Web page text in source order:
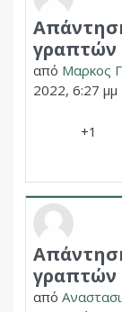
Σε απάντηση
από Μαρκος
2022, 6:27 μμ
+1
Σε απάντηση
από